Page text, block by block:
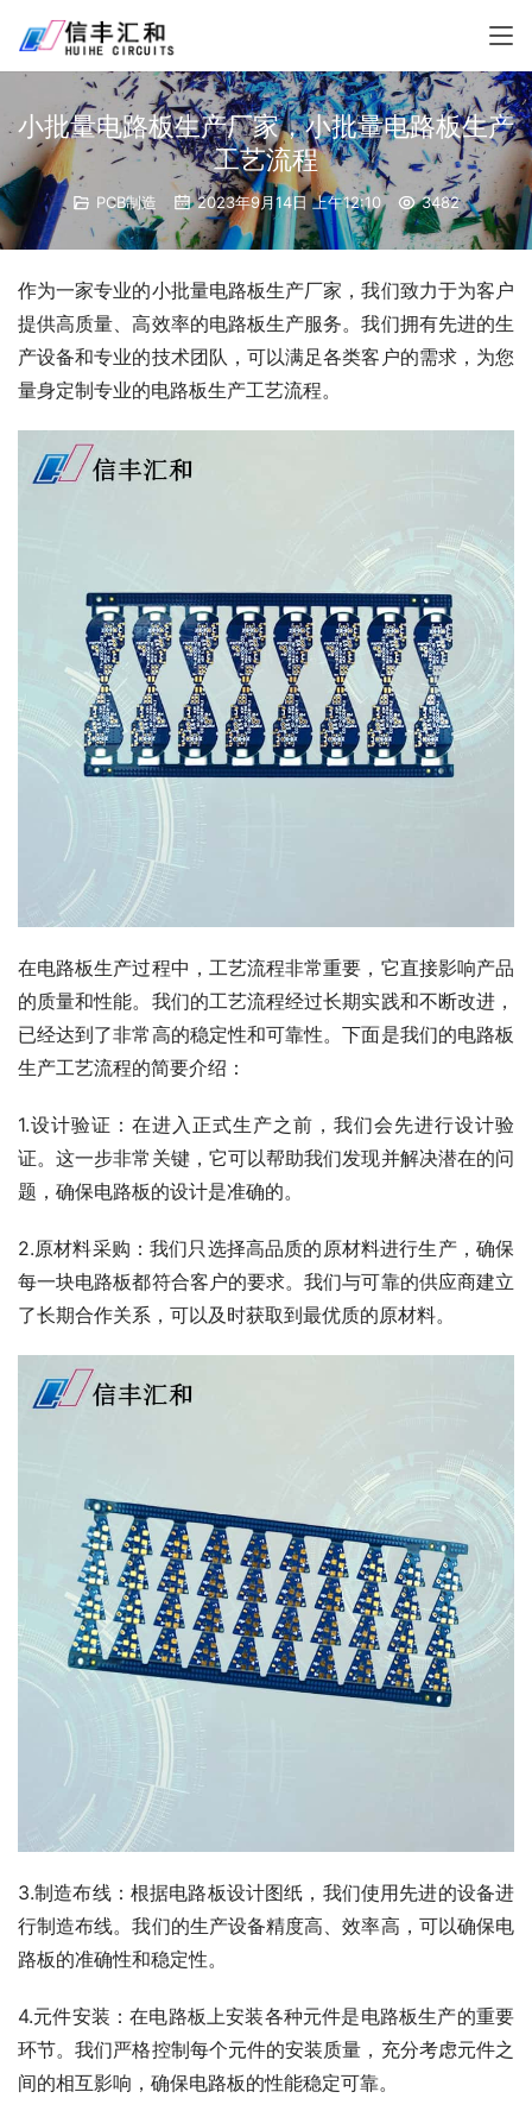
小批量电路板生产厂家，小批量电路板生产
工艺流程
PCB制造 2023年9月14日 上午12:10 3482
作为一家专业的小批量电路板生产厂家，我们致力于为客户
提供高质量、高效率的电路板生产服务。我们拥有先进的生
产设备和专业的技术团队，可以满足各类客户的需求，为您
量身定制专业的电路板生产工艺流程。
在电路板生产过程中，工艺流程非常重要，它直接影响产品
的质量和性能。我们的工艺流程经过长期实践和不断改进，
已经达到了非常高的稳定性和可靠性。下面是我们的电路板
生产工艺流程的简要介绍：
1.设计验证：在进入正式生产之前，我们会先进行设计验
证。这一步非常关键，它可以帮助我们发现并解决潜在的问
题，确保电路板的设计是准确的。
2.原材料采购：我们只选择高品质的原材料进行生产，确保
每一块电路板都符合客户的要求。我们与可靠的供应商建立
了长期合作关系，可以及时获取到最优质的原材料。
3.制造布线：根据电路板设计图纸，我们使用先进的设备进
行制造布线。我们的生产设备精度高、效率高，可以确保电
路板的准确性和稳定性。
4.元件安装：在电路板上安装各种元件是电路板生产的重要
环节。我们严格控制每个元件的安装质量，充分考虑元件之
间的相互影响，确保电路板的性能稳定可靠。